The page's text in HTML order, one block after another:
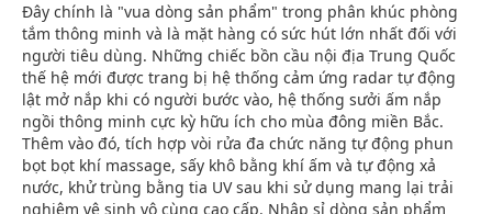
Đây chính là "vua dòng sản phẩm" trong phân khúc phòng
tắm thông minh và là mặt hàng có sức hút lớn nhất đối với
người tiêu dùng. Những chiếc bồn cầu nội địa Trung Quốc
thế hệ mới được trang bị hệ thống cảm ứng radar tự động
lật mở nắp khi có người bước vào, hệ thống sưởi ấm nắp
ngồi thông minh cực kỳ hữu ích cho mùa đông miền Bắc.
Thêm vào đó, tích hợp vòi rửa đa chức năng tự động phun
bọt bọt khí massage, sấy khô bằng khí ấm và tự động xả
nước, khử trùng bằng tia UV sau khi sử dụng mang lại trải
nghiệm vệ sinh vô cùng cao cấp. Nhập sỉ dòng sản phẩm